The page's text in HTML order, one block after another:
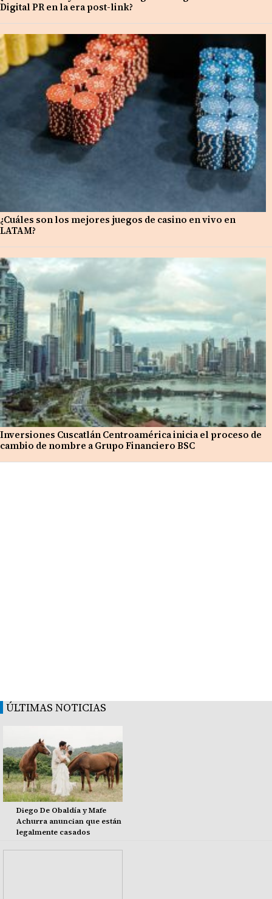
Digital PR en la era post-link?
¿Cuáles son los mejores juegos de casino en vivo en
LATAM?
Inversiones Cuscatlán Centroamérica inicia el proceso de
cambio de nombre a Grupo Financiero BSC
ÚLTIMAS NOTICIAS
Diego De Obaldía y Mafe
Achurra anuncian que están
legalmente casados